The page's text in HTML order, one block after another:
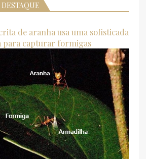
de aranha usa uma sofisticada
para capturar formigas